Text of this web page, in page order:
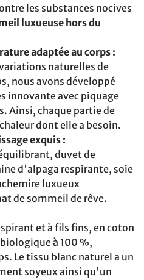
les substances nocives
luxueuse hors du
adaptée au corps :
naturelles de
nous avons développé
innovante avec piquage
Ainsi, chaque partie de
dont elle a besoin.
exquis :
duvet de
d'alpaga respirante, soie
luxueux
de sommeil de rêve.
et à fils fins, en coton
à 100 %,
Le tissu blanc naturel a un
soyeux ainsi qu'un